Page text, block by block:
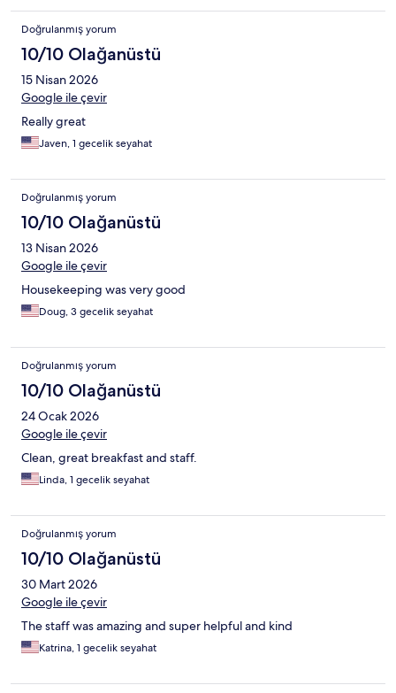
Doğrulanmış yorum
10/10 Olağanüstü
15 Nisan 2026
Google ile çevir
Really great
Javen, 1 gecelik seyahat
Doğrulanmış yorum
10/10 Olağanüstü
13 Nisan 2026
Google ile çevir
Housekeeping was very good
Doug, 3 gecelik seyahat
Doğrulanmış yorum
10/10 Olağanüstü
24 Ocak 2026
Google ile çevir
Clean, great breakfast and staff.
Linda, 1 gecelik seyahat
Doğrulanmış yorum
10/10 Olağanüstü
30 Mart 2026
Google ile çevir
The staff was amazing and super helpful and kind
Katrina, 1 gecelik seyahat